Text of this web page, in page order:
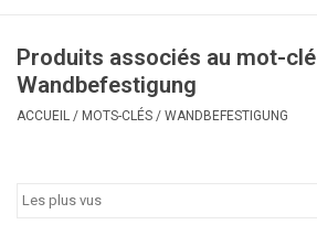
Appelez-nous au +32 3 353 67
Produits associés au mot-clé
Wandbefestigung
ACCUEIL / MOTS-CLÉS / WANDBEFESTIGUNG